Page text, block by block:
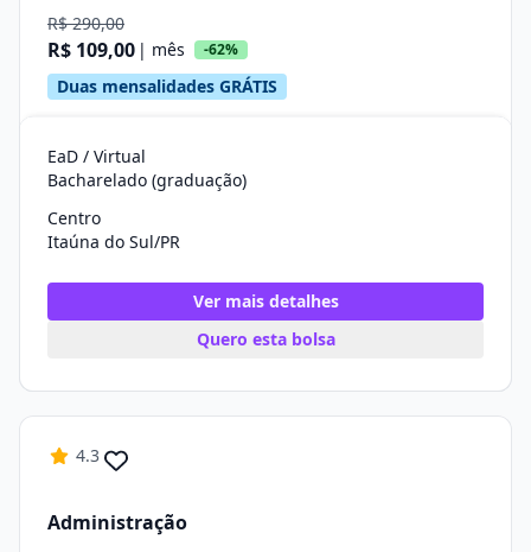
R$ 290,00
R$ 109,00 | mês -62%
Duas mensalidades GRÁTIS
EaD / Virtual
Bacharelado (graduação)
Centro
Itaúna do Sul/PR
Ver mais detalhes
Quero esta bolsa
4.3
Administração